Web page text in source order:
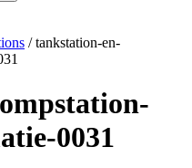
/ tankstation-en-
0031